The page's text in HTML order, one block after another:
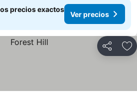
precios exactos
Ver precios
Compartir